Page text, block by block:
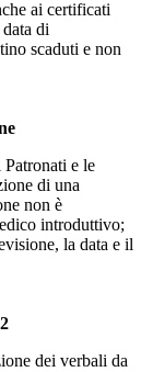
ai certificati
di
scaduti e non
e le
di una
non è
introduttivo;
la data e il
dei verbali da